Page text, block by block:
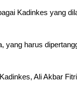
Kadinkes yang
yang harus
Ali Akbar